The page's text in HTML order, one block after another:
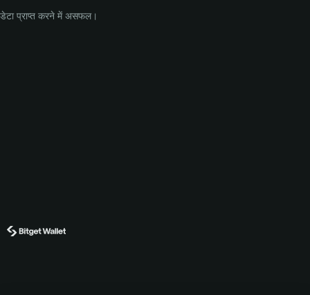
डेटा प्राप्त करने में असफल।